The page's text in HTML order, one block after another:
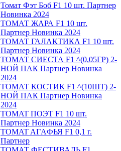
Томат Фэт Боб F1 10 шт. Партнер
Новинка 2024
ТОМАТ ЖАРА F1 10 шт.
Партнер Новинка 2024
ТОМАТ ГАЛАКТИКА F1 10 шт.
Партнер Новинка 2024
ТОМАТ СИЕСТА F1 ^(0,05ГР) 2-
НОЙ ПАК Партнер Новинка
2024
ТОМАТ КОСТИК F1 ^(10ШТ) 2-
НОЙ ПАК Партнер Новинка
2024
TOMAT ПOЭT F1 10 шт.
Пapтнeр Новинка 2024
TOMAT AГAФЬЯ F1 0,1 г.
Пapтнep